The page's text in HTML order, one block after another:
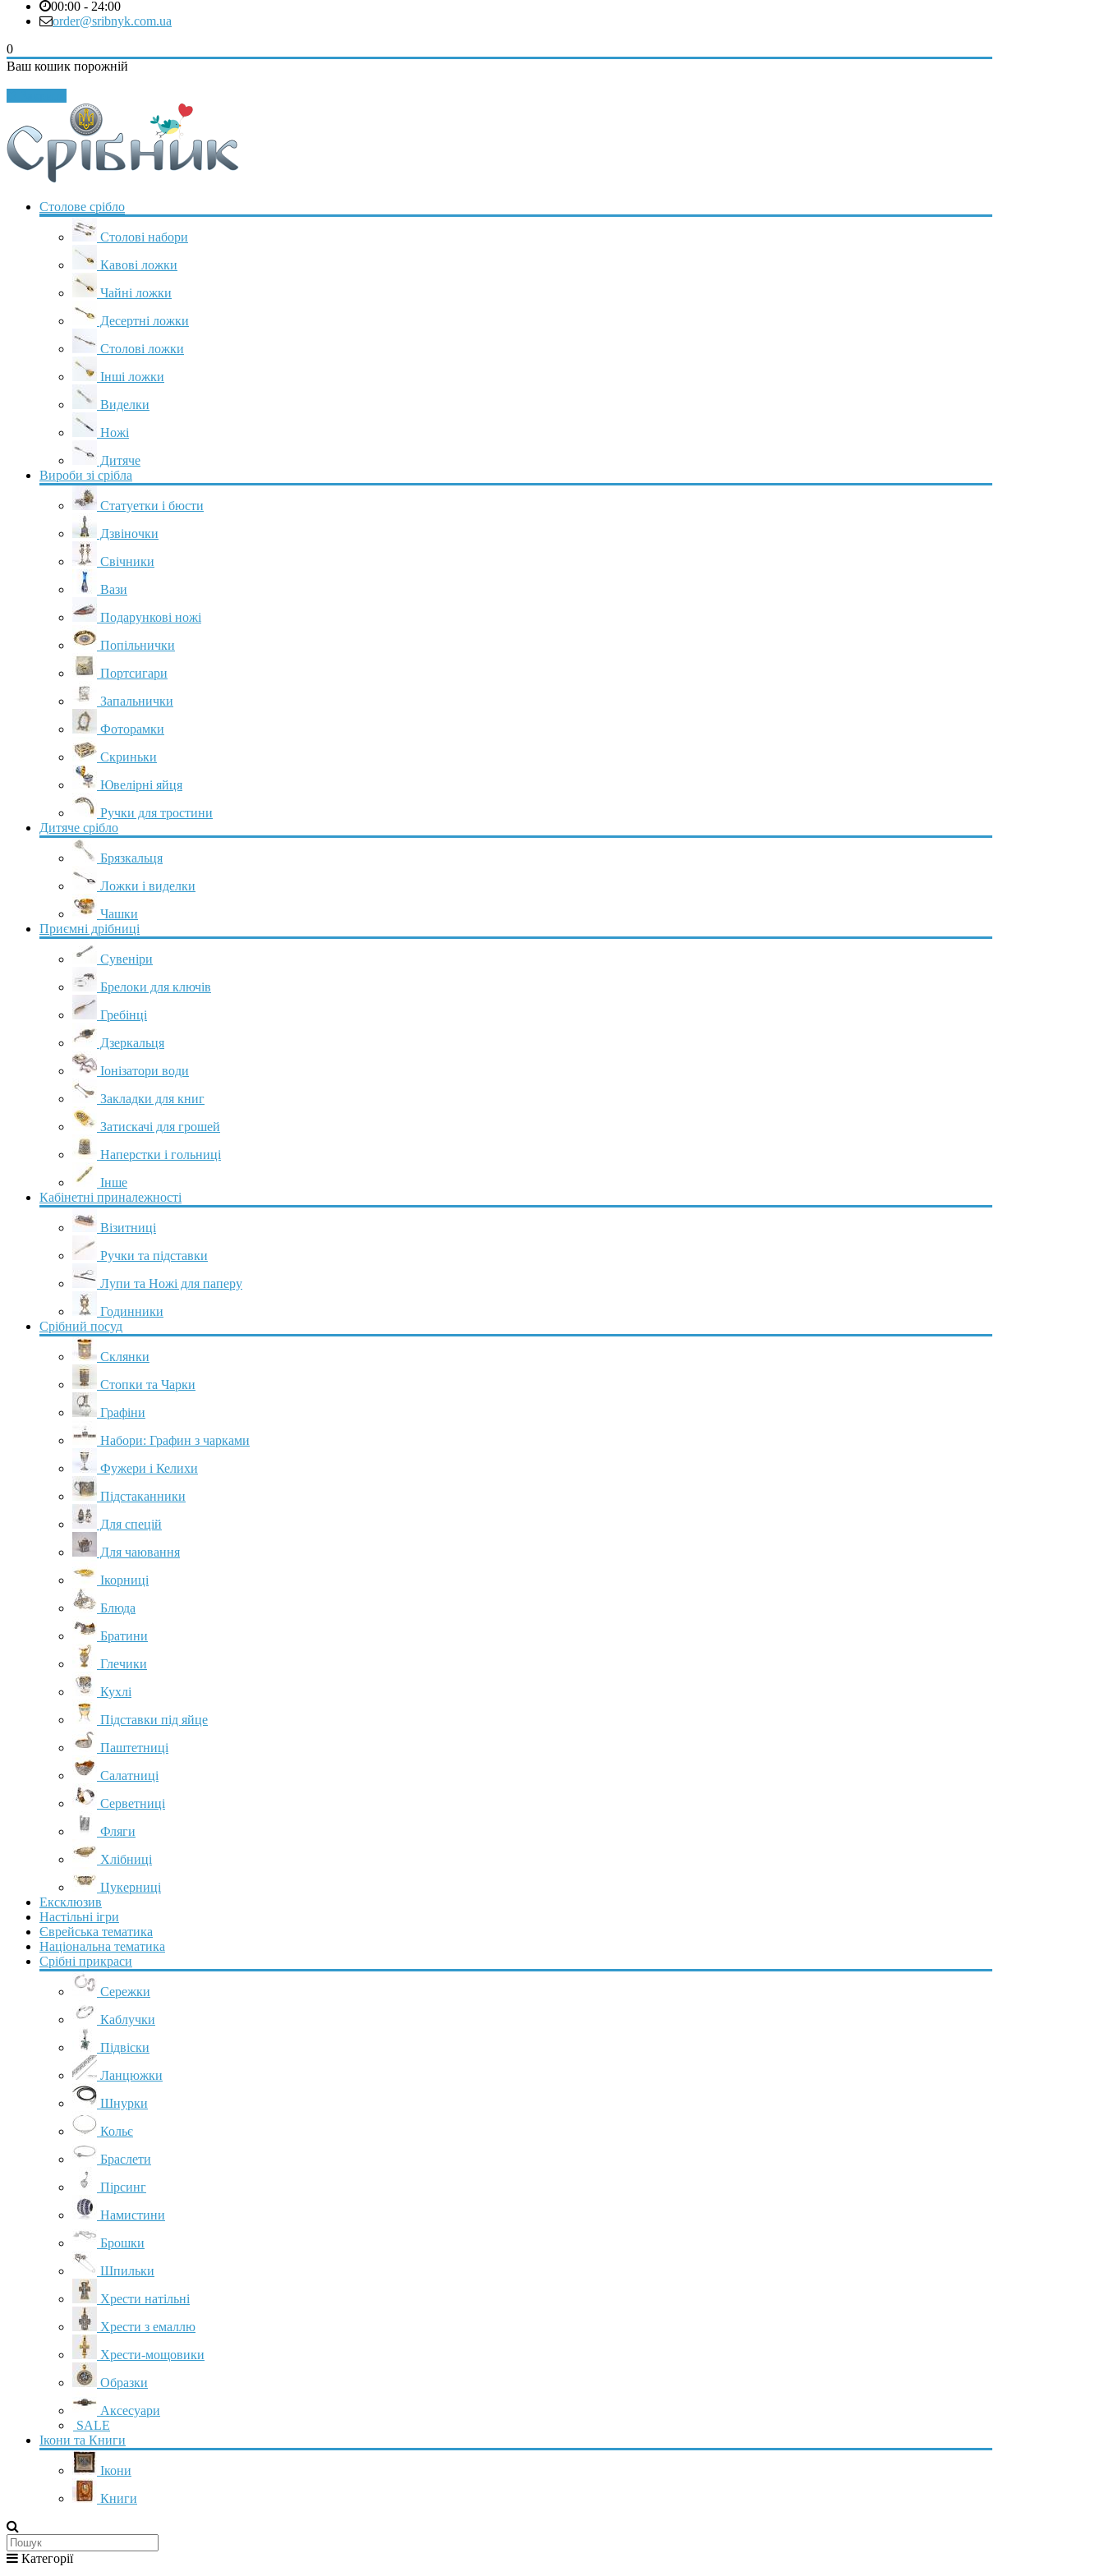
00:00 - 24:00
order@sribnyk.com.ua
0
Ваш кошик порожній
Столове срібло
Столові набори
Кавові ложки
Чайні ложки
Десертні ложки
Столові ложки
Інші ложки
Виделки
Ножі
Дитяче
Вироби зі срібла
Статуетки і бюсти
Дзвіночки
Свічники
Вази
Подарункові ножі
Попільнички
Портсигари
Запальнички
Фоторамки
Скриньки
Ювелірні яйця
Ручки для тростини
Дитяче срібло
Брязкальця
Ложки і виделки
Чашки
Приємні дрібниці
Сувеніри
Брелоки для ключів
Гребінці
Дзеркальця
Іонізатори води
Закладки для книг
Затискачі для грошей
Наперстки і гольниці
Інше
Кабінетні приналежності
Візитниці
Ручки та підставки
Лупи та Ножі для паперу
Годинники
Срібний посуд
Склянки
Стопки та Чарки
Графіни
Набори: Графин з чарками
Фужери і Келихи
Підстаканники
Для спецій
Для чаювання
Ікорниці
Блюда
Братини
Глечики
Кухлі
Підставки під яйце
Паштетниці
Салатниці
Серветниці
Фляги
Хлібниці
Цукерниці
Ексклюзив
Настільні ігри
Єврейська тематика
Національна тематика
Срібні прикраси
Сережки
Каблучки
Підвіски
Ланцюжки
Шнурки
Кольє
Браслети
Пірсинг
Намистини
Брошки
Шпильки
Хрести натільні
Хрести з емаллю
Хрести-мощовики
Образки
Аксесуари
SALE
Ікони та Книги
Ікони
Книги
Категорії